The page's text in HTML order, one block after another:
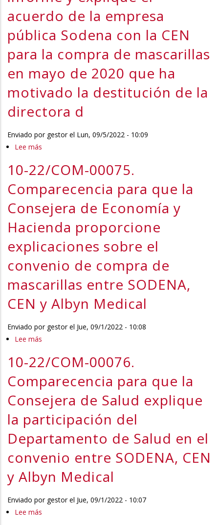
va
a
el
contrato
la
1ª
del
Canal
Navarra
en
zona
acuerdo de la empresa
pública Sodena con la CEN
para la compra de mascarillas
en mayo de 2020 que ha
motivado la destitución de la
directora d
Enviado por gestorel Lun, 09/5/2022 - 10:09
Lee más
22/COM-
Comparecencia
para
el
Consejero
Desarrollo
Económico
Empresarial
y
el
acuerdo
de
empresa
pública
con
la
CEN
para
compra
10-22/COM-00075.
Comparecencia para que la
Consejera de Economía y
Hacienda proporcione
explicaciones sobre el
convenio de compra de
mascarillas entre SODENA,
CEN y Albyn Medical
Enviado por gestorel Jue, 09/1/2022 - 10:08
Lee más
22/COM-
Comparecencia
para
que
la
Consejera
Economía
y
Hacienda
proporcione
10-22/COM-00076.
Comparecencia para que la
Consejera de Salud explique
la participación del
Departamento de Salud en el
convenio entre SODENA, CEN
y Albyn Medical
Enviado por gestorel Jue, 09/1/2022 - 10:07
Lee más